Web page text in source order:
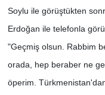
Soylu ile görüştükten
Erdoğan ile telefonla
"Geçmiş olsun. Rabbim
orada, hep beraber ne
öperim.